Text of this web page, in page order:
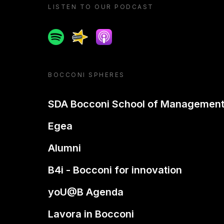
LISTEN TO OUR PODCAST
SpotifySpreakerApple podcast
BOCCONI SPHERES
SDA Bocconi School of Management
Egea
Alumni
B4i - Bocconi for innovation
yoU@B Agenda
Lavora in Bocconi